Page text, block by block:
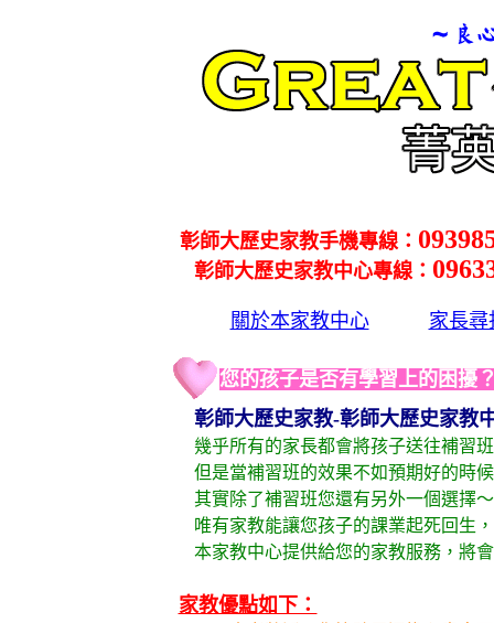
彰師大歷史家教手機專線：
彰師大歷史家教中心專線：
關於本家教中心 家長尋
您的孩子是否有學習上的困
彰師大歷史家教-彰師大歷史家教
幾乎所有的家長都會將孩子送往補習班
但是當補習班的效果不如預期好的時候
其實除了補習班您還有另外一個選擇～
唯有家教能讓您孩子的課業起死回生，
本家教中心提供給您的家教服務，將會
家教優點如下：